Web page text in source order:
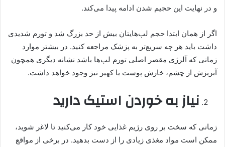
و در نهایت این حجیم شدن ادامه پیدا می‌کند.
اگر از همان ابتدا حجم لب‌هایتان بیش از حد بزرگ شد و تورم شدیدی
داشت باید هر چه سریع‌تر به پزشک مراجعه کنید. در بیشتر موارد
زمانی که آلرژی مقصر اصلی تورم لب‌ها باشد نشانه دیگری همچون
آبریزش از چشم، خارش پوست یا کهیر نیز وجود خواهد داشت.
نیاز به خوردن استیک دارید
زمانی که سخت بر روی رژیم غذایی خود کار می‌کنید تا لاغر شوید،
ممکن است مواد مغذی زیادی را از دست بدهید. در برخی از مواقع